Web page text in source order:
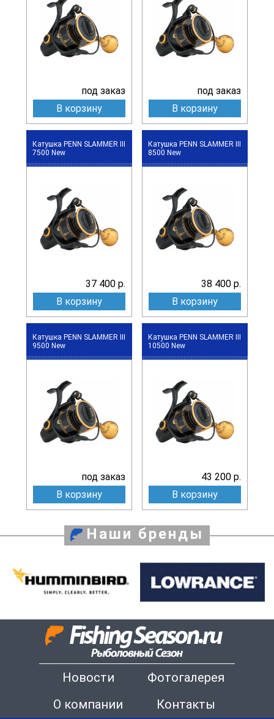
под заказ
В корзину
под заказ
В корзину
Катушка PENN SLAMMER III
7500 New
37 400 р.
В корзину
Катушка PENN SLAMMER III
8500 New
38 400 р.
В корзину
Катушка PENN SLAMMER III
9500 New
под заказ
В корзину
Катушка PENN SLAMMER III
10500 New
43 200 р.
В корзину
Наши бренды
Новости
Фотогалерея
О компании
Контакты